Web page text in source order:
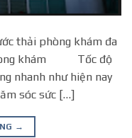
thải phòng khám đa
khám Tốc độ
nhanh như hiện nay
sóc sức […]
→